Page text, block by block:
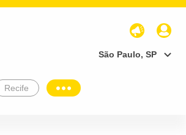
São Paulo, SP
Recife